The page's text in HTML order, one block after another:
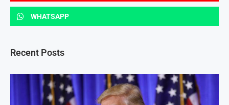
WHATSAPP
Recent Posts